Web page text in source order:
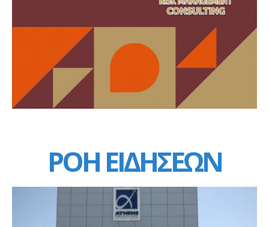
ΡΟΗ ΕΙΔΗΣΕΩΝ